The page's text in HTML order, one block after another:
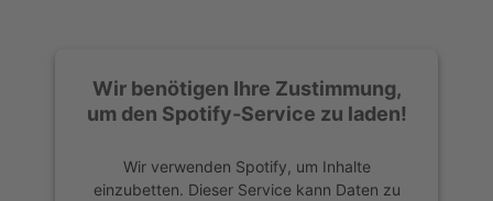
Wir benötigen Ihre Zustimmung,
um den Spotify-Service zu laden!
Wir verwenden Spotify, um Inhalte
einzubetten. Dieser Service kann Daten zu